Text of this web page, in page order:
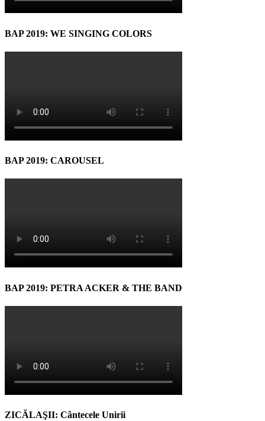
BAP 2019: WE SINGING COLORS
BAP 2019: CAROUSEL
BAP 2019: PETRA ACKER & THE BAND
ZICĂLAŞII: Cântecele Unirii